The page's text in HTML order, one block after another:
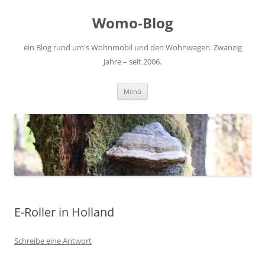
Womo-Blog
ein Blog rund um's Wohnmobil und den Wohnwagen. Zwanzig
Jahre – seit 2006.
Menü
E-Roller in Holland
Schreibe eine Antwort